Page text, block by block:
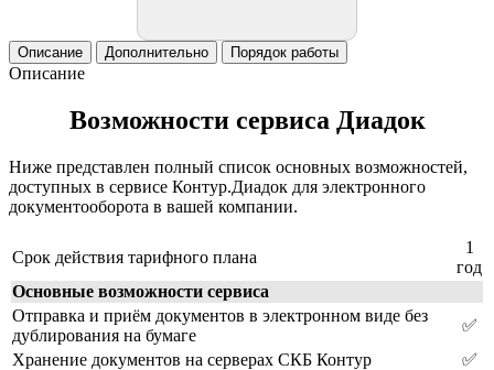
Описание Дополнительно Порядок работы
Описание
Возможности сервиса Диадок
Ниже представлен полный список основных возможностей,
доступных в сервисе Контур.Диадок для электронного
документооборота в вашей компании.
Срок действия тарифного плана
1
год
Основные возможности сервиса
Отправка и приём документов в электронном виде без
дублирования на бумаге
✅
Хранение документов на серверах СКБ Контур
✅